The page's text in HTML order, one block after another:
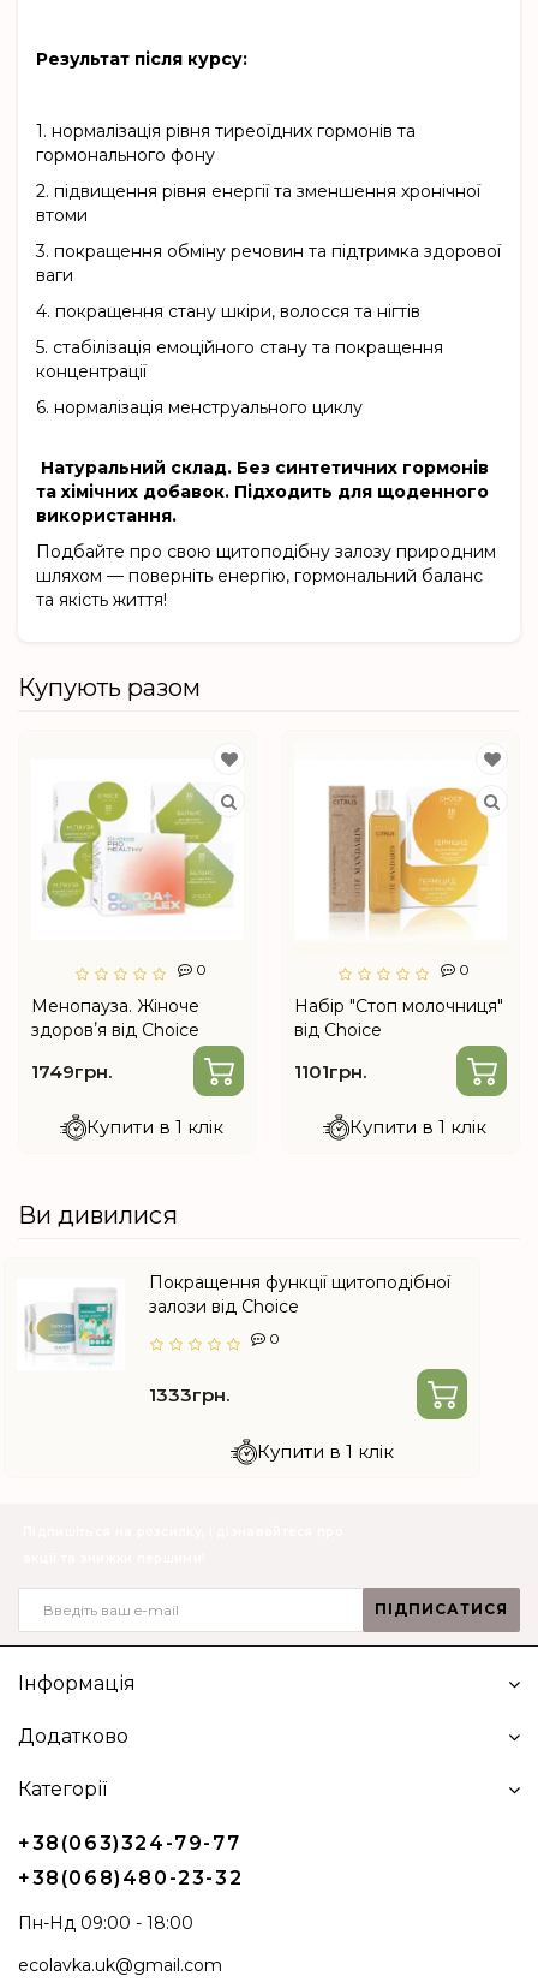
Результат після курсу:
1. нормалізація рівня тиреоїдних гормонів та
гормонального фону
2. підвищення рівня енергії та зменшення хронічної
втоми
3. покращення обміну речовин та підтримка здорової
ваги
4. покращення стану шкіри, волосся та нігтів
5. стабілізація емоційного стану та покращення
концентрації
6. нормалізація менструального циклу
Натуральний склад. Без синтетичних гормонів
та хімічних добавок. Підходить для щоденного
використання.
Подбайте про свою щитоподібну залозу природним
шляхом — поверніть енергію, гормональний баланс
та якість життя!
Купують разом
0
Менопауза. Жіноче
здоровʼя від Choice
1749грн.
Купити в 1 клік
0
Набір "Стоп молочниця"
від Choice
1101грн.
Купити в 1 клік
Ви дивилися
Покращення функції щитоподібної
залози від Choice
0
1333грн.
Купити в 1 клік
ПІДПИСАТИСЯ
Інформація
Додатково
Категорії
+38(063)324-79-77
+38(068)480-23-32
Пн-Нд 09:00 - 18:00
ecolavka.uk@gmail.com